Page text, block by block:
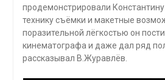
продемонстрировали
технику съёмки и макетные
поразительной лёгкостью он
кинематографа и даже дал ряд
рассказывал В.Журавлёв.